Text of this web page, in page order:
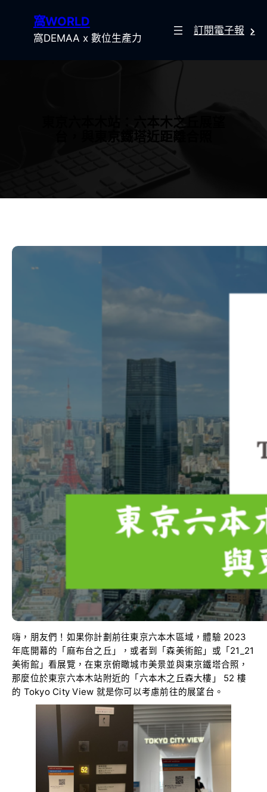
窩WORLD
窩DEMAA x 數位生產力
訂閱電子報
東京六本木站：六本木之丘展望
台，與東京鐵塔近距離合照
嗨，朋友們！如果你計劃前往東京六本木區域，體驗 2023
年底開幕的「麻布台之丘」，或者到「森美術館」或「21_21
美術館」看展覽，在東京俯瞰城市美景並與東京鐵塔合照，
那麼位於東京六本木站附近的「六本木之丘森大樓」 52 樓
的 Tokyo City View 就是你可以考慮前往的展望台。